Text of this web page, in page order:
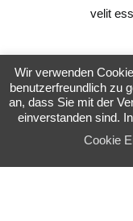
velit
Wir verwenden
benutzerfreundlich zu
an, dass Sie mit der
einverstanden sind.
Cookie